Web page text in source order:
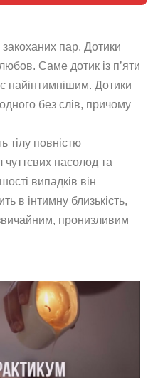
пар. Дотики
Саме дотик із п’яти
найінтимнішим. Дотики
без слів, причому
тілу повністю
чуттєвих насолод та
випадків він
в інтимну близькість,
пронизливим